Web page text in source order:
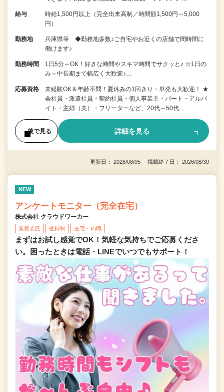
給与
時給1,500円以上（完全出来高制／時間額1,500円～5,000
円）
勤務地
兵庫県等 ◆勤務地多数♪ご自宅やお近くの店舗で間時間に
働けます♪
勤務時間
1日5分～OK！好きな時間やスキマ時間でサクッと♪ ☆1日の
み～中長期まで幅広く大歓迎♪…
応募資格
未経験OK＆年齢不問！夏休みの1回きり・単発も大歓迎！ ★
会社員・派遣社員・契約社員・個人事業主・パート・アルバ
イト・主婦（夫）・フリーターなど、20代～50代…
後で見る 詳細を見る
更新日： 2026/08/05 掲載終了日： 2026/08/30
NEW
アンケートモニター（完全在宅）
株式会社 クラウドワーカー
業務委託 登録制 在宅・内職
まずはお試し感覚でOK！気軽な気持ちでご応募くださ
い。困ったときは電話・LINEでいつでもサポート！